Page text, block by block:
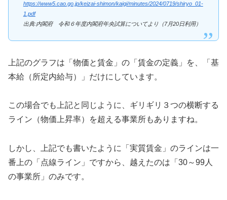
https://www5.cao.go.jp/keizai-shimon/kaigi/minutes/2024/0719/shiryo_01-
1.pdf
出典:内閣府 令和６年度内閣府年央試算についてより（7月20日利用）
上記のグラフは「物価と賃金」の「賃金の定義」を、「基
本給（所定内給与）」だけにしています。
この場合でも上記と同じように、ギリギリ３つの横断する
ライン（物価上昇率）を超える事業所もありますね。
しかし、上記でも書いたように「実質賃金」のラインは一
番上の「点線ライン」ですから、越えたのは「30～99人
の事業所」のみです。